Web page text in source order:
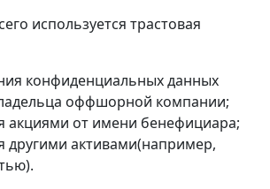
используется трастовая
конфиденциальных данных
оффшорной компании;
акциями от имени бенефициара;
другими активами(например,